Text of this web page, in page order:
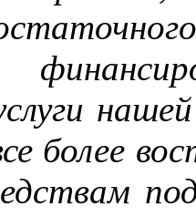
более